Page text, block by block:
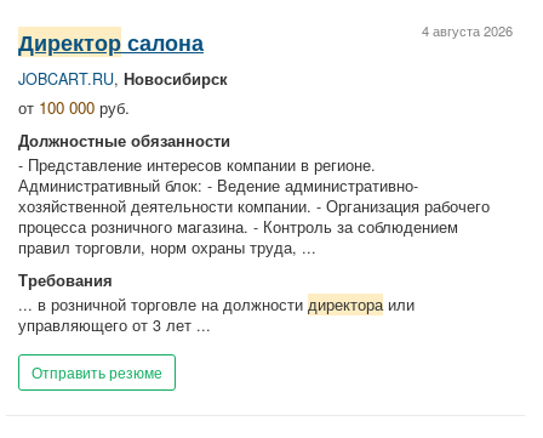
4 августа 2026
Директор салона
JOBCART.RU, Новосибирск
от 100 000 руб.
Должностные обязанности
- Представление интересов компании в регионе.
Административный блок: - Ведение административно-
хозяйственной деятельности компании. - Организация рабочего
процесса розничного магазина. - Контроль за соблюдением
правил торговли, норм охраны труда, ...
Требования
... в розничной торговле на должности директораили
управляющего от 3 лет ...
Отправить резюме